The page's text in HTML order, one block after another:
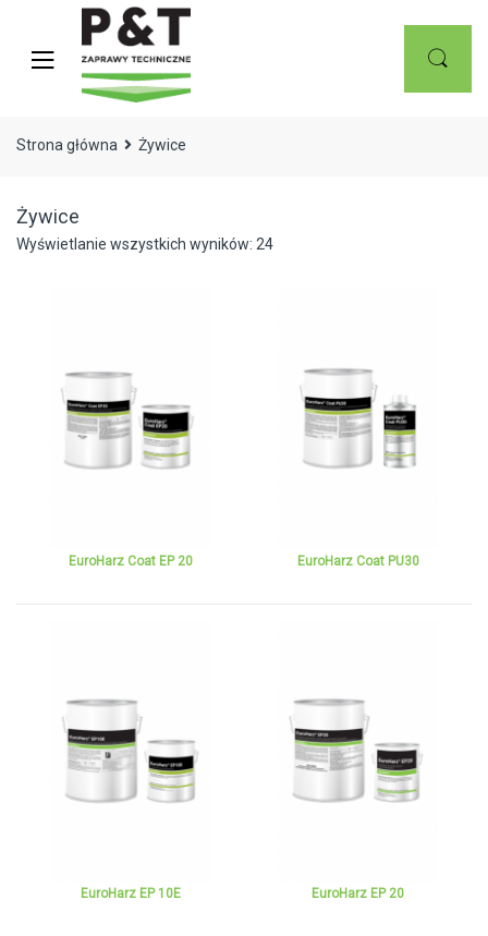
navigation
content
Strona główna Żywice
Żywice
Wyświetlanie wszystkich wyników: 24
EuroHarz Coat EP 20 EuroHarz Coat PU30
EuroHarz EP 10E EuroHarz EP 20